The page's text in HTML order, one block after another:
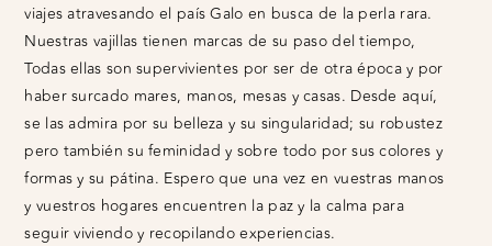
viajes atravesando el país Galo en busca de la perla rara.
Nuestras vajillas tienen marcas de su paso del tiempo,
Todas ellas son supervivientes por ser de otra época y por
haber surcado mares, manos, mesas y casas. Desde aquí,
se las admira por su belleza y su singularidad; su robustez
pero también su feminidad y sobre todo por sus colores y
formas y su pátina. Espero que una vez en vuestras manos
y vuestros hogares encuentren la paz y la calma para
seguir viviendo y recopilando experiencias.